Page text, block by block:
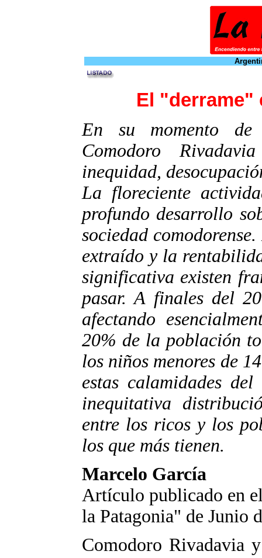
El "derrame"
En su momento de
Comodoro
inequidad,
La floreciente
profundo desarrollo
sociedad
extraído y la
significativa existen
pasar. A finales del
afectando
20% de la población
los niños menores de
estas calamidades
inequitativa
entre los ricos y los
los que más tienen.
Marcelo García
Artículo publicado en
la Patagonia" de Junio
Comodoro Rivadavia